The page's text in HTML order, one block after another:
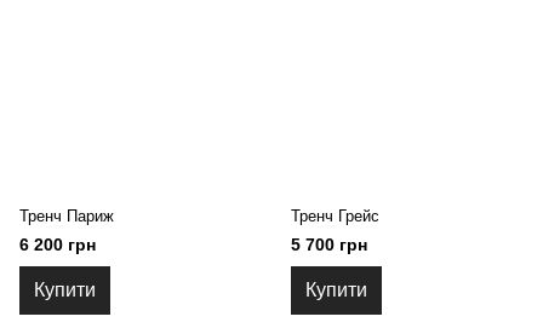
Тренч Париж
6 200 грн
Купити
Тренч Грейс
5 700 грн
Купити